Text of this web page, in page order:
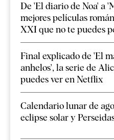
De 'El diario de Noa' a
mejores películas
XXI que no te puedes
Final explicado de 'El
anhelos', la serie de
puedes ver en Netflix
Calendario lunar de
eclipse solar y